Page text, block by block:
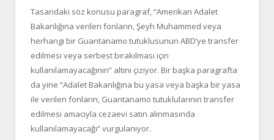
Tasarıdaki söz konusu paragraf, “Amerikan Adalet
Bakanlığına verilen fonların, Şeyh Muhammed veya
herhangi bir Guantanamo tutuklusunun ABD’ye transfer
edilmesi veya serbest bırakılması için
kullanılamayacağının” altını çiziyor. Bir başka paragrafta
da yine “Adalet Bakanlığına bu yasa veya başka bir yasa
ile verilen fonların, Guantanamo tutuklularının transfer
edilmesi amacıyla cezaevi satın alınmasında
kullanılamayacağı” vurgulanıyor.